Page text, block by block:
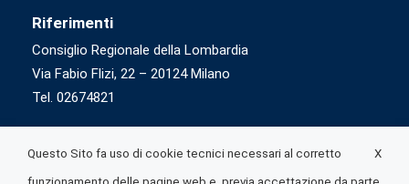
Riferimenti
Consiglio Regionale della Lombardia
Via Fabio Flizi, 22 – 20124 Milano
Tel. 02674821
X
Questo Sito fa uso di cookie tecnici necessari al corretto